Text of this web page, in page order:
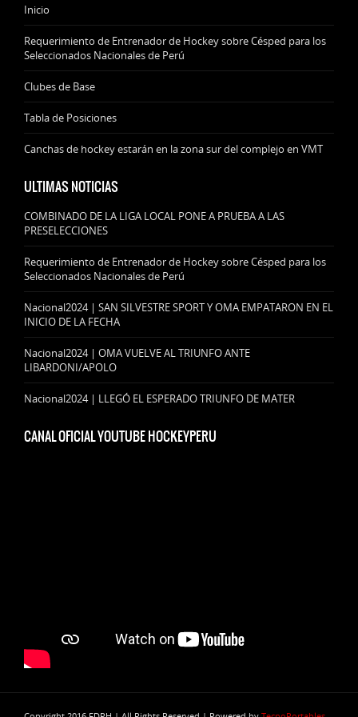
Inicio
Requerimiento de Entrenador de Hockey sobre Césped para los
Seleccionados Nacionales de Perú
Clubes de Base
Tabla de Posiciones
Canchas de hockey estarán en la zona sur del complejo en VMT
ULTIMAS NOTICIAS
COMBINADO DE LA LIGA LOCAL PONE A PRUEBA A LAS
PRESELECCIONES
Requerimiento de Entrenador de Hockey sobre Césped para los
Seleccionados Nacionales de Perú
Nacional2024 | SAN SILVESTRE SPORT Y OMA EMPATARON EN EL
INICIO DE LA FECHA
Nacional2024 | OMA VUELVE AL TRIUNFO ANTE
LIBARDONI/APOLO
Nacional2024 | LLEGÓ EL ESPERADO TRIUNFO DE MATER
CANAL OFICIAL YOUTUBE HOCKEYPERU